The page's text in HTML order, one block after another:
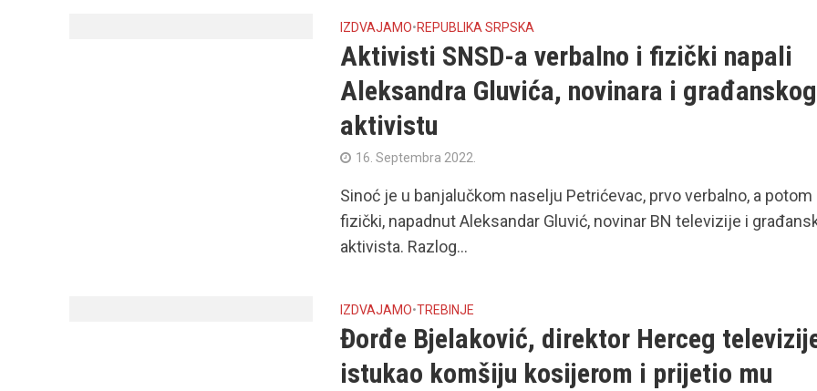
IZDVAJAMO• REPUBLIKA SRPSKA
Aktivisti SNSD-a verbalno i fizički napali
Aleksandra Gluvića, novinara i građanskog
aktivistu
16. Septembra 2022.
Sinoć je u banjalučkom naselju Petrićevac, prvo verbalno, a potom
fizički, napadnut Aleksandar Gluvić, novinar BN televizije i
aktivista. Razlog...
IZDVAJAMO•TREBINJE
Đorđe Bjelaković, direktor Herceg
istukao komšiju kosijerom i prijetio mu